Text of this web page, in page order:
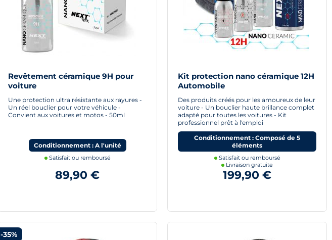
Revêtement céramique 9H pour
voiture
Une protection ultra résistante aux rayures -
Un réel bouclier pour votre véhicule -
Convient aux voitures et motos - 50ml
Conditionnement : A l'unité
Satisfait ou remboursé
89,90 €
Kit protection nano céramique 12H
Automobile
Des produits créés pour les amoureux de leur
voiture - Un bouclier haute brillance complet
adapté pour toutes les voitures - Kit
professionnel prêt à l'emploi
Conditionnement : Composé de 5
éléments
Satisfait ou remboursé
Livraison gratuite
199,90 €
-35%